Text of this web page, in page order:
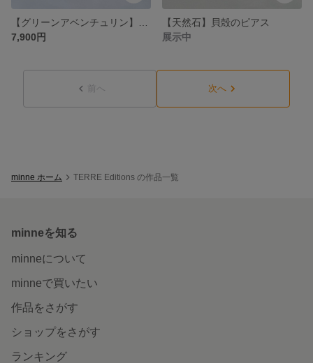
7,900円
【天然石】貝殻のピアス
展示中
前へ 次へ
minne ホーム TERRE Editions の作品一覧
minneを知る
minneについて
minneで買いたい
作品をさがす
ショップをさがす
ランキング